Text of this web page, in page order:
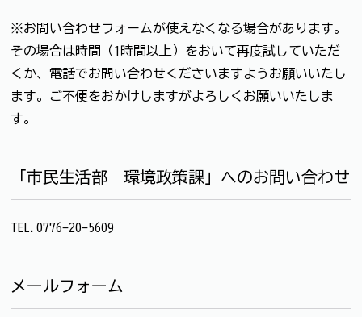
※お問い合わせフォームが使えなくなる場合があります。
その場合は時間（1時間以上）をおいて再度試していただ
くか、電話でお問い合わせくださいますようお願いいたし
ます。ご不便をおかけしますがよろしくお願いいたしま
す。
「市民生活部 環境政策課」へのお問い合わせ
TEL.0776-20-5609
メールフォーム